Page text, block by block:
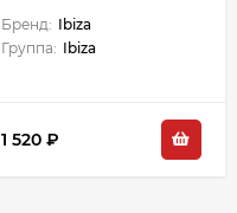
Бренд: Ibiza
Группа: Ibiza
1 520 ₽